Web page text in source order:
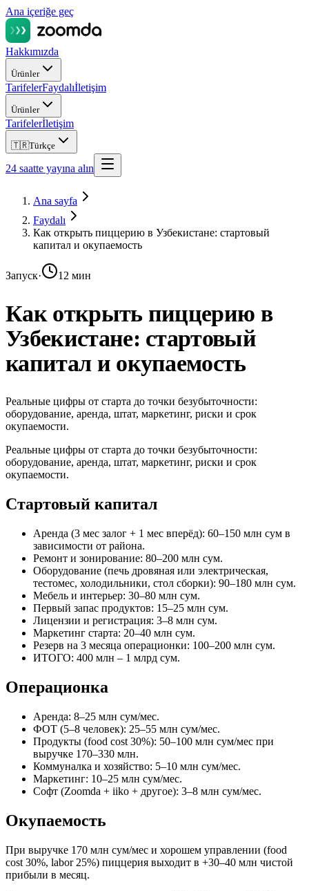
Ana içeriğe geç
Hakkımızda
Ürünler
TarifelerFaydalıİletişim
Ürünler
Tarifelerİletişim
🇹🇷Türkçe
24 saatte yayına alın
Ana sayfa
Faydalı
Как открыть пиццерию в Узбекистане: стартовый
капитал и окупаемость
Запуск· 12 мин
Как открыть пиццерию в
Узбекистане: стартовый
капитал и окупаемость
Реальные цифры от старта до точки безубыточности:
оборудование, аренда, штат, маркетинг, риски и срок
окупаемости.
Реальные цифры от старта до точки безубыточности:
оборудование, аренда, штат, маркетинг, риски и срок
окупаемости.
Стартовый капитал
Аренда (3 мес залог + 1 мес вперёд): 60–150 млн сум в
зависимости от района.
Ремонт и зонирование: 80–200 млн сум.
Оборудование (печь дровяная или электрическая,
тестомес, холодильники, стол сборки): 90–180 млн сум.
Мебель и интерьер: 30–80 млн сум.
Первый запас продуктов: 15–25 млн сум.
Лицензии и регистрация: 3–8 млн сум.
Маркетинг старта: 20–40 млн сум.
Резерв на 3 месяца операционки: 100–200 млн сум.
ИТОГО: 400 млн – 1 млрд сум.
Операционка
Аренда: 8–25 млн сум/мес.
ФОТ (5–8 человек): 25–55 млн сум/мес.
Продукты (food cost 30%): 50–100 млн сум/мес при
выручке 170–330 млн.
Коммуналка и хозяйство: 5–10 млн сум/мес.
Маркетинг: 10–25 млн сум/мес.
Софт (Zoomda + iiko + другое): 3–8 млн сум/мес.
Окупаемость
При выручке 170 млн сум/мес и хорошем управлении (food
cost 30%, labor 25%) пиццерия выходит в +30–40 млн чистой
прибыли в месяц.